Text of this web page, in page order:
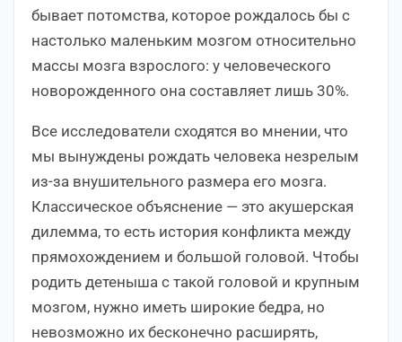
бывает потомства, которое рождалось бы с
настолько маленьким мозгом относительно
массы мозга взрослого: у человеческого
новорожденного она составляет лишь 30%.
Все исследователи сходятся во мнении, что
мы вынуждены рождать человека незрелым
из-за внушительного размера его мозга.
Классическое объяснение — это акушерская
дилемма, то есть история конфликта между
прямохождением и большой головой. Чтобы
родить детеныша с такой головой и крупным
мозгом, нужно иметь широкие бедра, но
невозможно их бесконечно расширять,